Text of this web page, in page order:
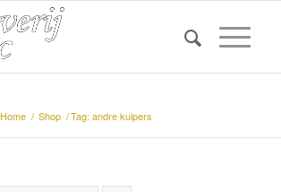
Home / Shop /Tag: andre kuipers